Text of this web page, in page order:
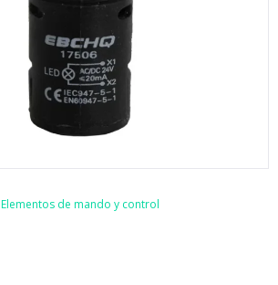
Elementos de mando y control